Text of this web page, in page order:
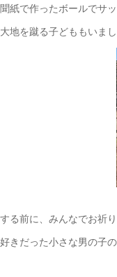
紙で作ったボールでサ
地を蹴る子どももいまし
る前に、みんなでお祈り
きだった小さな男の子